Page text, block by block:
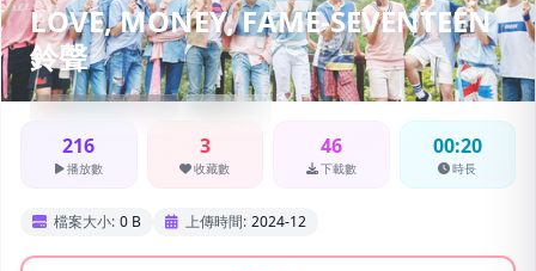
LOVE, MONEY, FAME-SEVENTEEN
鈴聲
216
播放數
3
收藏數
46
下載數
00:20
時長
檔案大小: 0 B 上傳時間: 2024-12